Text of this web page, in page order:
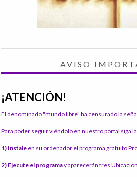
AVISO
¡ATENCIÓN!
El denominado "mundo libre" ha censurado la
Para poder seguir viéndolo en nuestro portal siga
1) Instale en su ordenador el programa gratuito
2) Ejecute el programay aparecerán tres